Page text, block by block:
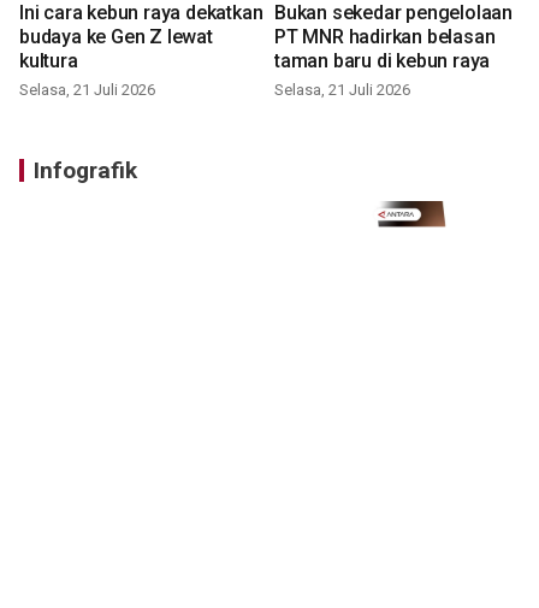
Ini cara kebun raya dekatkan
budaya ke Gen Z lewat
kultura
Selasa, 21 Juli 2026
Bukan sekedar pengelolaan
PT MNR hadirkan belasan
taman baru di kebun raya
Selasa, 21 Juli 2026
Infografik